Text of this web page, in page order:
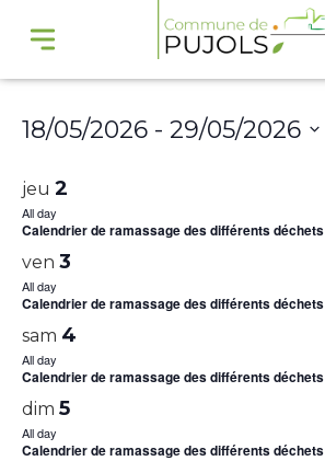
18/05/2026 - 29/05/2026
date.
jeu 2
All day
Calendrier de ramassage des différents déchets
ven 3
All day
Calendrier de ramassage des différents déchets
sam 4
All day
Calendrier de ramassage des différents déchets
dim 5
All day
Calendrier de ramassage des différents déchets